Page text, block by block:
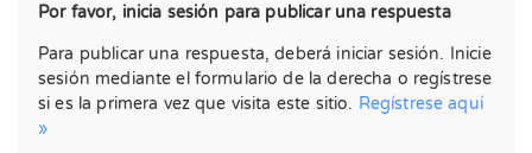
Por favor, inicia sesión para publicar una respuesta
Para publicar una respuesta, deberá iniciar sesión. Inicie
sesión mediante el formulario de la derecha o regístrese
si es la primera vez que visita este sitio. Regístrese aquí
»